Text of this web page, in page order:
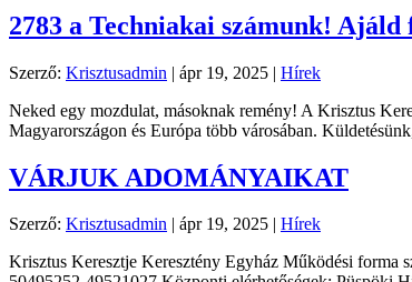
2783 a Techniakai számunk!
Szerző: Krisztusadmin | ápr 19, 2025 | Hírek
Neked egy mozdulat, másoknak remény! A Krisztus
Magyarországon és Európa több városában.
VÁRJUK ADOMÁNYAIKAT
Szerző: Krisztusadmin | ápr 19, 2025 | Hírek
Krisztus Keresztje Keresztény Egyház Működési forma